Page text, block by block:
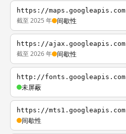
https://maps.googleapis.com
截至 2025 年 间歇性
https://ajax.googleapis.com
截至 2026 年 间歇性
http://fonts.googleapis.com
未屏蔽
https://mts1.googleapis.com
间歇性